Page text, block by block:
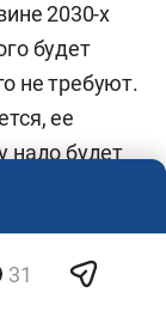
2030-х
будет
не требуют.
ее
надо будет
31